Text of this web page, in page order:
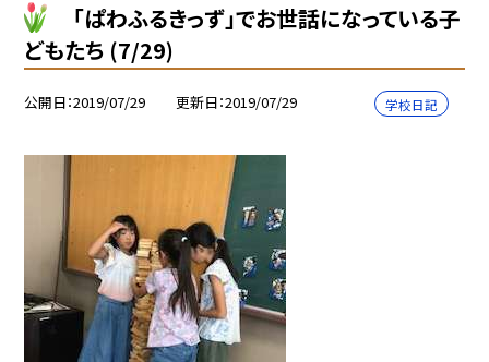
「ぱわふるきっず」でお世話になっている子
どもたち (7/29)
公開日 2019/07/29 更新日 2019/07/29 学校日記